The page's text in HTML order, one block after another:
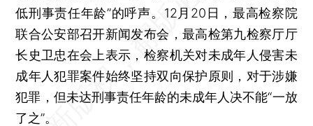
低刑事责任年龄”的呼声。12月20日，最高检察院
联合公安部召开新闻发布会，最高检第九检察厅厅
长史卫忠在会上表示，检察机关对未成年人侵害未
成年人犯罪案件始终坚持双向保护原则，对于涉嫌
犯罪，但未达刑事责任年龄的未成年人决不能“一放
了之”。